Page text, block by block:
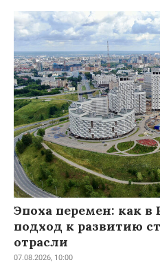
Эпоха перемен: как в
подход к развитию
отрасли
07.08.2026, 10:00